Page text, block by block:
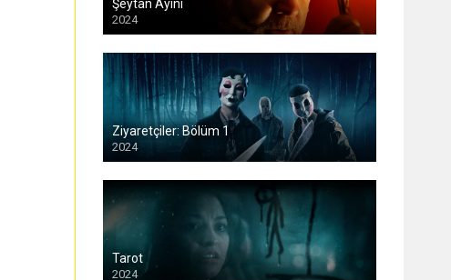
Şeytan Ayini
2024
Ziyaretçiler: Bölüm 1
2024
Tarot
2024